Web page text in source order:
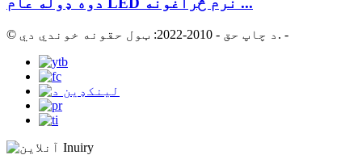
© د چاپ حق - 2010-2022: ټول حقونه خوندي دي. -